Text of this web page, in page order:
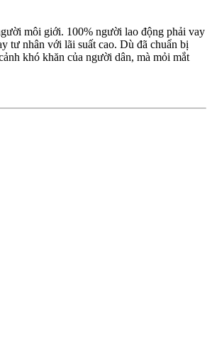
môi giới. 100% người lao động phải vay
tư nhân với lãi suất cao. Dù đã chuẩn bị
khó khăn của người dân, mà mỏi mắt